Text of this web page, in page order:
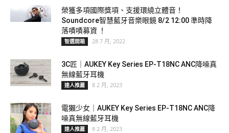
榮獲多項國際獎項、支援環繞立體音！
Soundcore智慧藍牙音樂眼鏡 8/2 12:00 準時降
落嘖嘖募資 ！
智選開箱 28 7 月, 2022
3C匠｜AUKEY Key Series EP-T18NC ANC降噪真
無線藍牙耳機
達人推薦 8 2 月, 2023
電獺少女｜AUKEY Key Series EP-T18NC ANC降
噪真無線藍牙耳機
達人推薦 8 2 月, 2023